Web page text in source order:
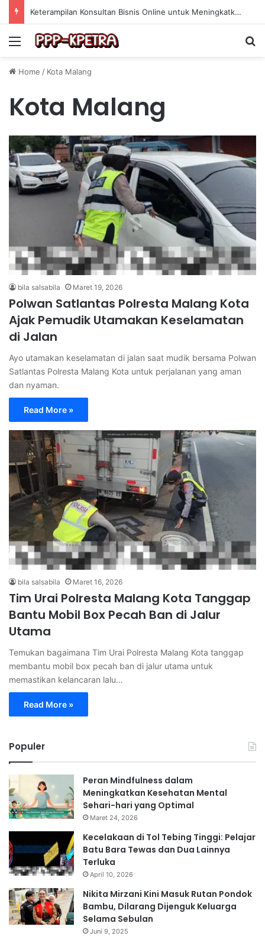
Keterampilan Konsultan Bisnis Online untuk Meningkatkan Pendapatan Berdasarkan Pengalaman Praktis
Menu
Home / Kota Malang
Kota Malang
bila salsabila Maret 19, 2026
Polwan Satlantas Polresta Malang Kota
Ajak Pemudik Utamakan Keselamatan
di Jalan
Ayo utamakan keselamatan di jalan saat mudik bersama Polwan
Satlantas Polresta Malang Kota untuk perjalanan yang aman
dan nyaman.
Read More »
bila salsabila Maret 16, 2026
Tim Urai Polresta Malang Kota Tanggap
Bantu Mobil Box Pecah Ban di Jalur
Utama
Temukan bagaimana Tim Urai Polresta Malang Kota tanggap
membantu mobil box pecah ban di jalur utama untuk
memastikan kelancaran lalu…
Read More »
Populer
Peran Mindfulness dalam
Meningkatkan Kesehatan Mental
Sehari-hari yang Optimal
Maret 24, 2026
Kecelakaan di Tol Tebing Tinggi: Pelajar
Batu Bara Tewas dan Dua Lainnya
Terluka
April 10, 2026
Nikita Mirzani Kini Masuk Rutan Pondok
Bambu, Dilarang Dijenguk Keluarga
Selama Sebulan
Juni 9, 2025